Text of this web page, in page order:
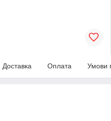
Доставка Оплата Умови